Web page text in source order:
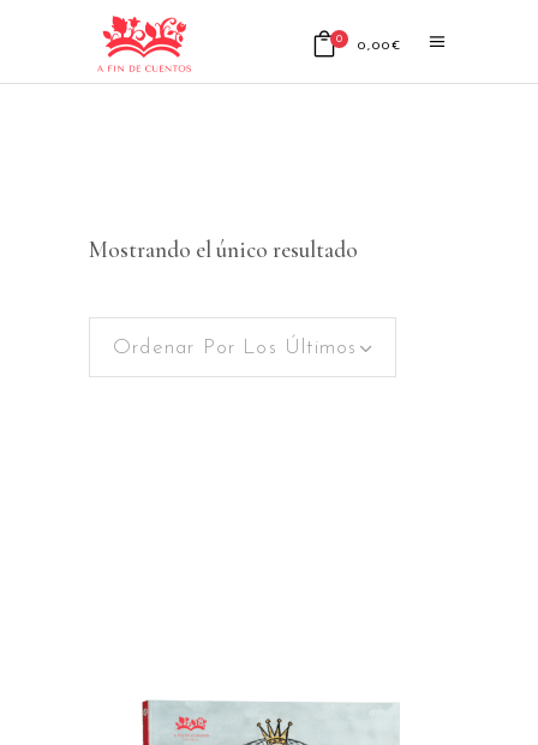
0 0,00€
Mostrando el único resultado
Ordenar Por Los Últimos